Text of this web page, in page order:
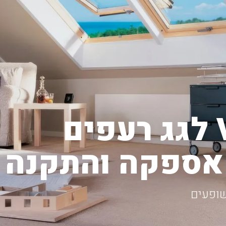
חלונות VELUX לגג רעפים
אספקה והתקנה